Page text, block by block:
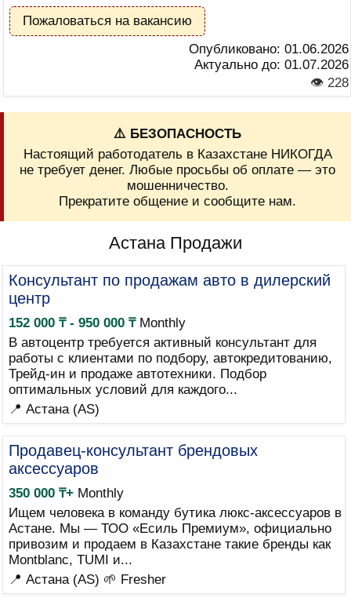
Пожаловаться на вакансию
Опубликовано: 01.06.2026
Актуально до: 01.07.2026
👁 228
⚠️ БЕЗОПАСНОСТЬ
Настоящий работодатель в Казахстане НИКОГДА
не требует денег. Любые просьбы об оплате — это
мошенничество.
Прекратите общение и сообщите нам.
Астана Продажи
Консультант по продажам авто в дилерский
центр
152 000 ₸ - 950 000 ₸Monthly
В автоцентр требуется активный консультант для
работы с клиентами по подбору, автокредитованию,
Трейд-ин и продаже автотехники. Подбор
оптимальных условий для каждого...
📍 Астана (AS)
Продавец-консультант брендовых
аксессуаров
350 000 ₸+Monthly
Ищем человека в команду бутика люкс-аксессуаров в
Астане. Мы — ТОО «Есиль Премиум», официально
привозим и продаем в Казахстане такие бренды как
Montblanc, TUMI и...
📍 Астана (AS) 🌱 Fresher